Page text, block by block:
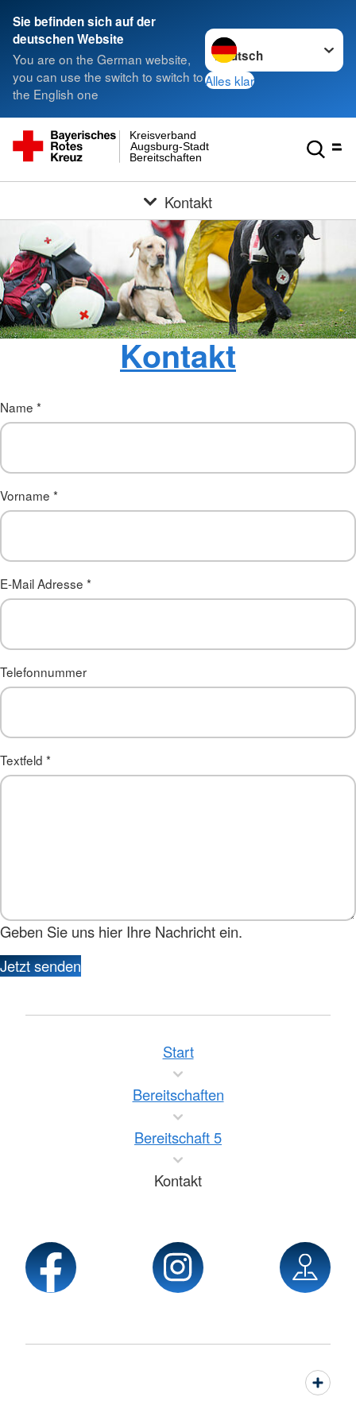
Sie befinden sich auf der
deutschen Website
You are on the German website,
you can use the switch to switch to
the English one
Sprache wechseln zu
Alles klar
Bereitschaften
Augsburg-Stadt
Kreisverband
Kontakt
Kontakt
Name *
Vorname *
E-Mail Adresse *
Telefonnummer
Textfeld *
Geben Sie uns hier Ihre Nachricht ein.
Jetzt senden
Start
Bereitschaften
Bereitschaft 5
Kontakt